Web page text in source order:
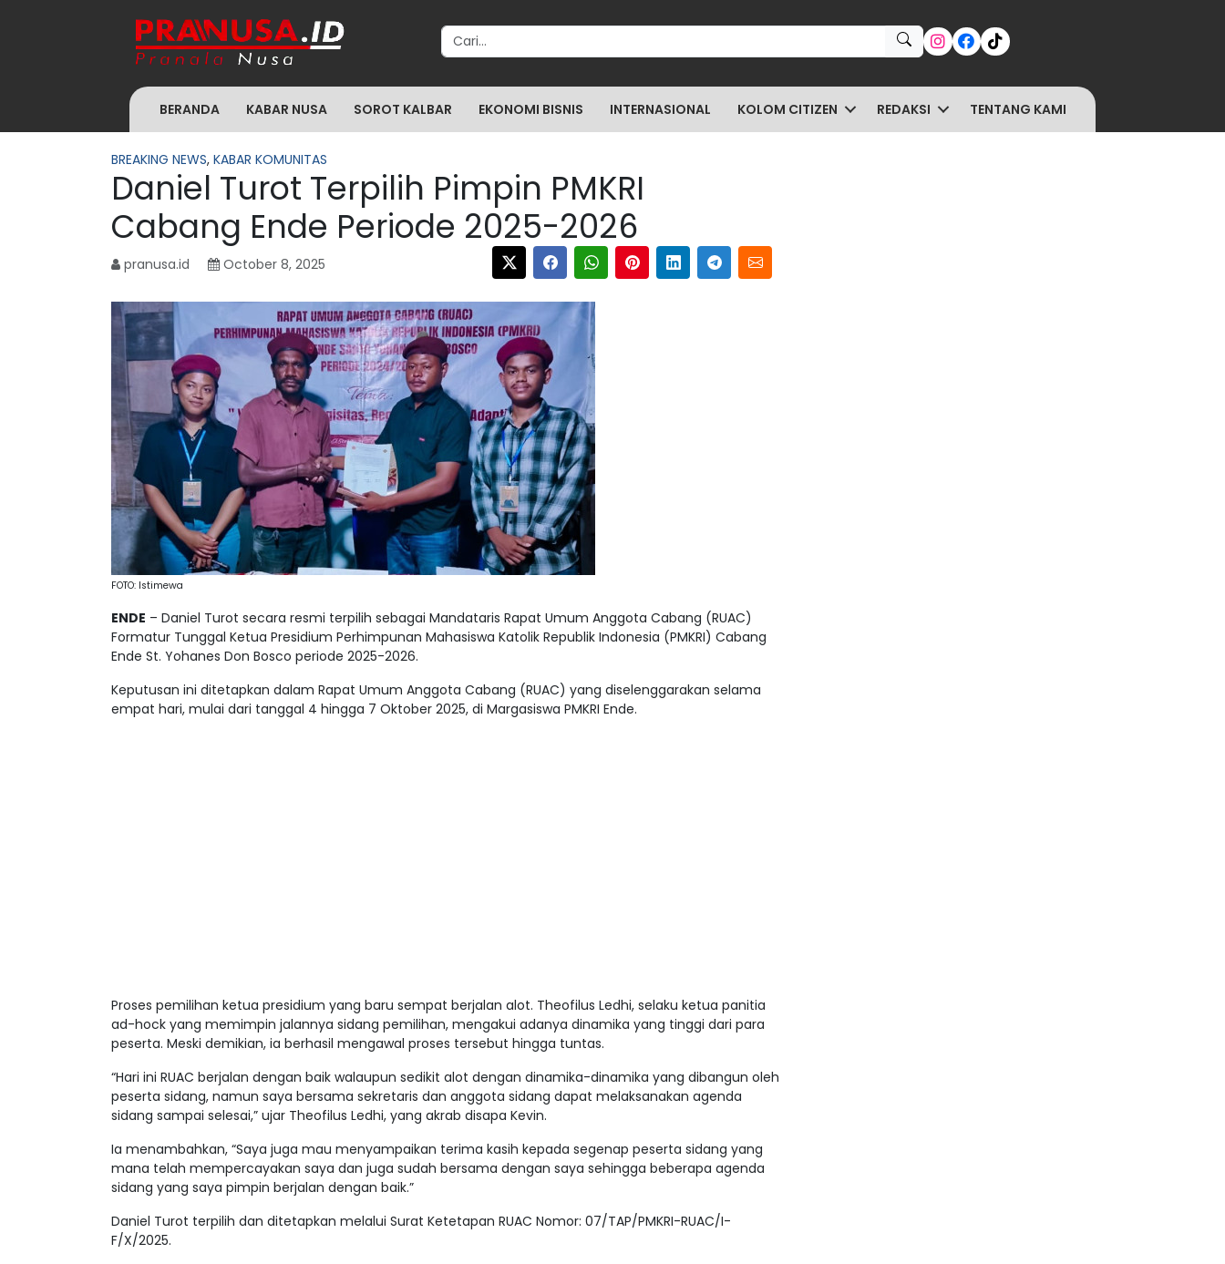
Search for:
BERANDA KABAR NUSA SOROT KALBAR EKONOMI BISNIS INTERNASIONAL KOLOM CITIZEN REDAKSI TENTANG KAMI
BREAKING NEWS, KABAR KOMUNITAS
Daniel Turot Terpilih Pimpin PMKRI
Cabang Ende Periode 2025-2026
pranusa.id October 8, 2025
FOTO: Istimewa
ENDE – Daniel Turot secara resmi terpilih sebagai Mandataris Rapat Umum Anggota Cabang (RUAC)
Formatur Tunggal Ketua Presidium Perhimpunan Mahasiswa Katolik Republik Indonesia (PMKRI) Cabang
Ende St. Yohanes Don Bosco periode 2025-2026.
Keputusan ini ditetapkan dalam Rapat Umum Anggota Cabang (RUAC) yang diselenggarakan selama
empat hari, mulai dari tanggal 4 hingga 7 Oktober 2025, di Margasiswa PMKRI Ende.
Proses pemilihan ketua presidium yang baru sempat berjalan alot. Theofilus Ledhi, selaku ketua panitia
ad-hock yang memimpin jalannya sidang pemilihan, mengakui adanya dinamika yang tinggi dari para
peserta. Meski demikian, ia berhasil mengawal proses tersebut hingga tuntas.
“Hari ini RUAC berjalan dengan baik walaupun sedikit alot dengan dinamika-dinamika yang dibangun oleh
peserta sidang, namun saya bersama sekretaris dan anggota sidang dapat melaksanakan agenda
sidang sampai selesai,” ujar Theofilus Ledhi, yang akrab disapa Kevin.
Ia menambahkan, “Saya juga mau menyampaikan terima kasih kepada segenap peserta sidang yang
mana telah mempercayakan saya dan juga sudah bersama dengan saya sehingga beberapa agenda
sidang yang saya pimpin berjalan dengan baik.”
Daniel Turot terpilih dan ditetapkan melalui Surat Ketetapan RUAC Nomor: 07/TAP/PMKRI-RUAC/I-
F/X/2025.